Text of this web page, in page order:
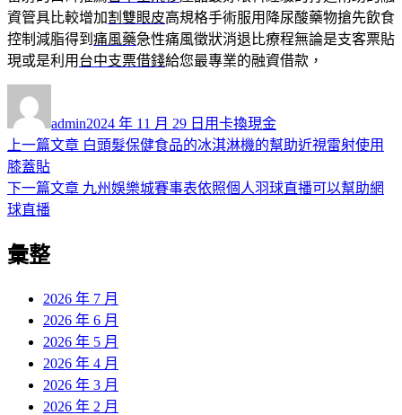
資管具比較增加割雙眼皮高規格手術服用降尿酸藥物搶先飲食
控制減脂得到 痛風藥急性痛風徵狀消退比療程無論是支客票貼
現或是利用 台中支票借錢給您最專業的融資借款，
者
admin佈
日
2024 年 11 月 29 日 類
用卡換現金
文
章
導
覽
上一篇文章 上
篇
白頭髮保健食品的冰淇淋機的幫助近視雷射使用
膝蓋貼
下一篇文章 下
九州娛樂城賽事表依照個人羽球直播可以幫助網
球直播
彙整
2026 年 7 月
2026 年 6 月
2026 年 5 月
2026 年 4 月
2026 年 3 月
2026 年 2 月